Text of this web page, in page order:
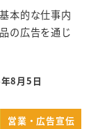
本的な仕事内
の広告を通じ
8月5日
営業・広告宣伝